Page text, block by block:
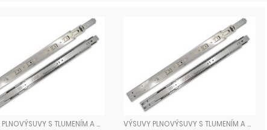
VÝSUVY PLNOVÝSUVY S TLUMENÍM A DOTAHEM VÝSUVY PLNOVÝSUVY S TLUMENÍM A DOTAHEM